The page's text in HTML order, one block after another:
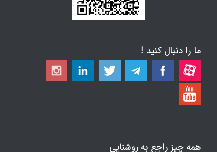
ما را دنبال کنید !
همه چیز راجع به روشنایی